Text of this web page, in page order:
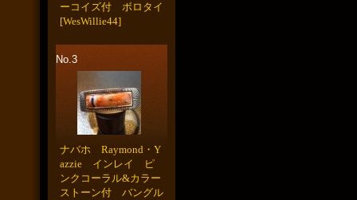
ーコイズ付 ボロタイ
[WesWillie44]
No.3
ナバホ Raymond・Y
azzie インレイ ピ
ンクコーラル&カラー
ストーン付 バングル